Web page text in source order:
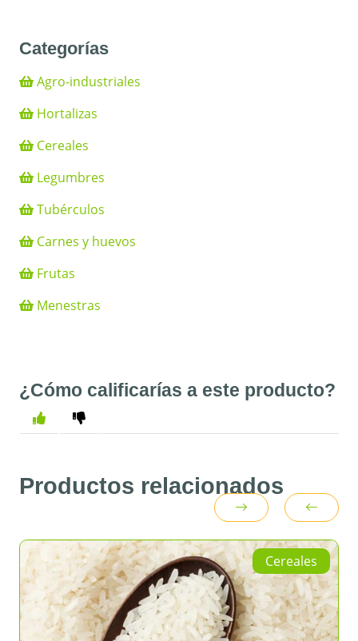
Categorías
Agro-industriales
Hortalizas
Cereales
Legumbres
Tubérculos
Carnes y huevos
Frutas
Menestras
¿Cómo calificarías a este producto?
Productos relacionados
Cereales